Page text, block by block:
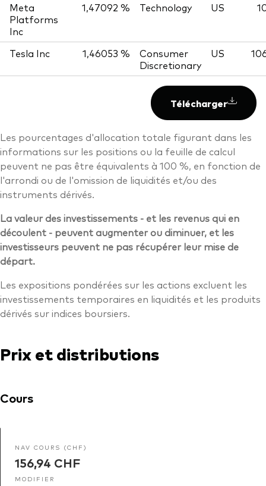
Meta
Platforms
Inc
1,47092 % Technology US
Tesla Inc 1,46053 %
Consumer
Discretionary
US
Télécharger
Les pourcentages d'allocation totale figurant dans les
informations sur les positions ou la feuille de calcul
peuvent ne pas être équivalents à 100 %, en fonction de
l'arrondi ou de l'omission de liquidités et/ou des
instruments dérivés.
La valeur des investissements - et les revenus qui en
découlent - peuvent augmenter ou diminuer, et les
investisseurs peuvent ne pas récupérer leur mise de
départ.
Les expositions pondérées sur les actions excluent les
investissements temporaires en liquidités et les produits
dérivés sur indices boursiers.
Prix et distributions
Cours
NAV COURS (CHF)
156,94 CHF
MODIFIER